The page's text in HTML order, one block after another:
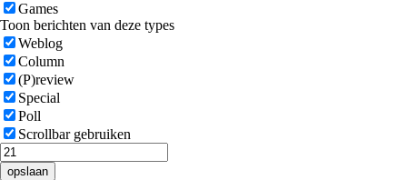
Games
Toon berichten van deze types
Weblog
Column
(P)review
Special
Poll
Scrollbar gebruiken
opslaan